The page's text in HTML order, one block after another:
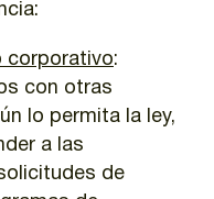
corporativo:
con otras
lo permita la ley,
a las
de